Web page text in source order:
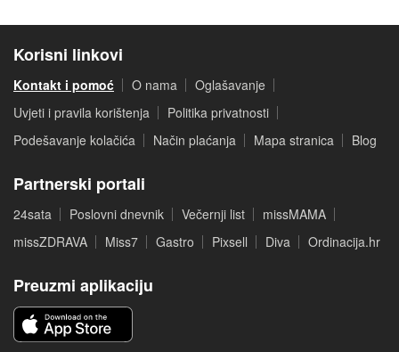
Korisni linkovi
Kontakt i pomoć O nama
Oglašavanje
Uvjeti i pravila korištenja
Politika privatnosti
Podešavanje kolačića
Način plaćanja Mapa stranica Blog
Partnerski portali
24sata Poslovni dnevnik Večernji list
missMAMA
missZDRAVA
Miss7 Gastro Pixsell Diva Ordinacija.hr
Preuzmi aplikaciju